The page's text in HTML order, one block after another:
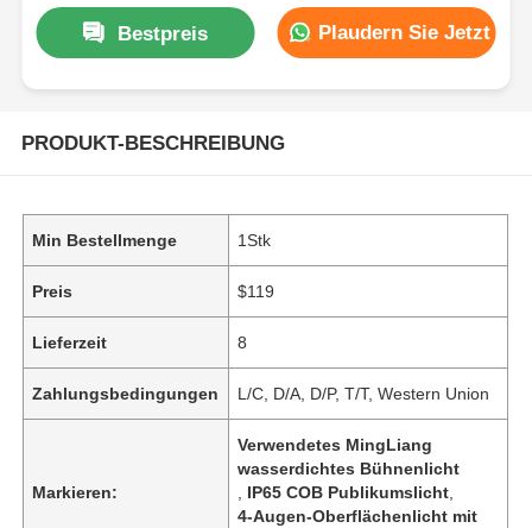
Bestpreis Plaudern Sie Jetzt
PRODUKT-BESCHREIBUNG
Min Bestellmenge 1Stk
Preis $119
Lieferzeit 8
Zahlungsbedingungen L/C, D/A, D/P, T/T, Western Union
Markieren:
Verwendetes MingLiang
wasserdichtes Bühnenlicht
IP65 COB Publikumslicht
4-Augen-Oberflächenlicht mit